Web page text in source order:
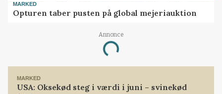
MARKED
Opturen taber pusten på global mejeriauktion
Annonce
Loading...
MARKED
USA: Oksekød steg i værdi i juni – svinekød